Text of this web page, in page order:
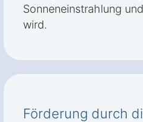
Sonneneinstrahlung
wird.
Förderung durch